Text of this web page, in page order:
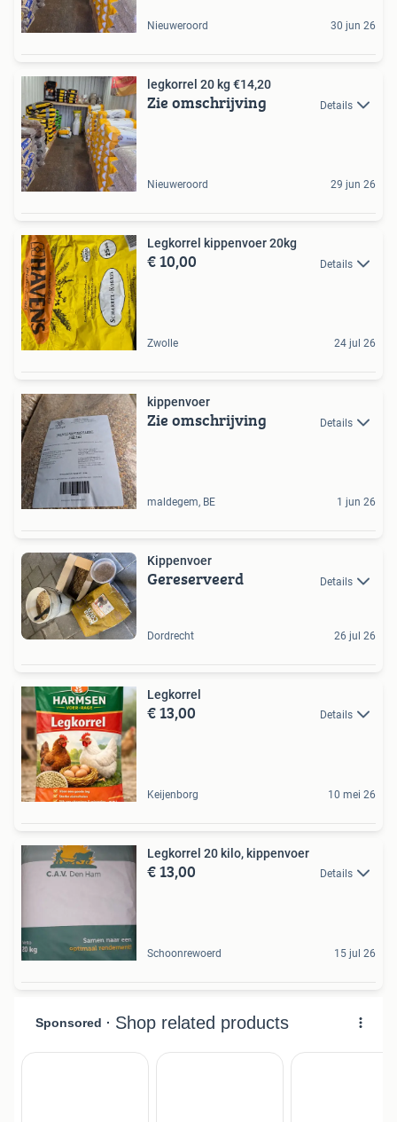
Nieuweroord 30 jun 26
legkorrel 20 kg €14,20
Zie omschrijving Details
Nieuweroord 29 jun 26
Legkorrel kippenvoer 20kg
€ 10,00 Details
Zwolle 24 jul 26
kippenvoer
Zie omschrijving Details
maldegem, BE 1 jun 26
Kippenvoer
Gereserveerd Details
Dordrecht 26 jul 26
Legkorrel
€ 13,00 Details
Keijenborg 10 mei 26
Legkorrel 20 kilo, kippenvoer
€ 13,00 Details
Schoonrewoerd 15 jul 26